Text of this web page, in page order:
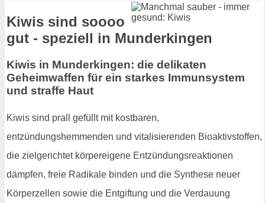
Kiwis sind soooo
gut - speziell in Munderkingen
Kiwis in Munderkingen: die delikaten
Geheimwaffen für ein starkes Immunsystem
und straffe Haut
Kiwis sind prall gefüllt mit kostbaren,
entzündungshemmenden und vitalisierenden Bioaktivstoffen,
die zielgerichtet körpereigene Entzündungsreaktionen
dämpfen, freie Radikale binden und die Synthese neuer
Körperzellen sowie die Entgiftung und die Verdauung